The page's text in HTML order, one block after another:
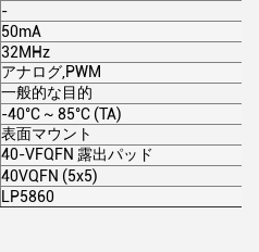
-
50mA
32MHz
アナログ,PWM
一般的な目的
-40°C ~ 85°C (TA)
表面マウント
40-VFQFN 露出パッド
40VQFN (5x5)
LP5860